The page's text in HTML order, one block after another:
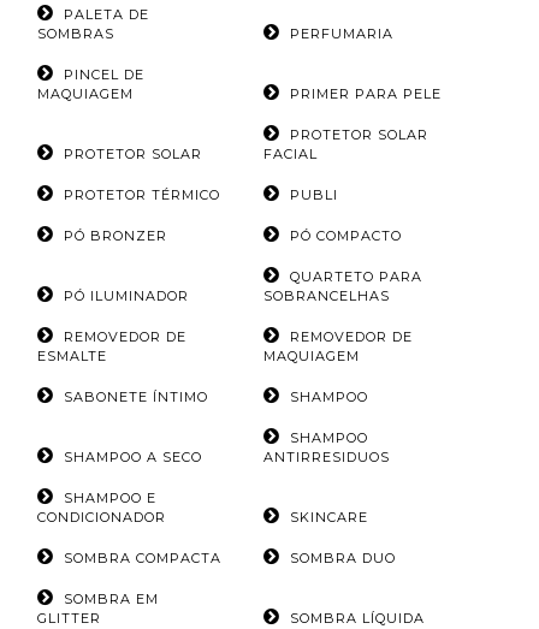
PALETA DE
SOMBRAS
PERFUMARIA
PINCEL DE
MAQUIAGEM
PRIMER PARA PELE
PROTETOR SOLAR
PROTETOR SOLAR
FACIAL
PROTETOR TÉRMICO PUBLI
PÓ BRONZER PÓ COMPACTO
PÓ ILUMINADOR
QUARTETO PARA
SOBRANCELHAS
REMOVEDOR DE
ESMALTE
REMOVEDOR DE
MAQUIAGEM
SABONETE ÍNTIMO SHAMPOO
SHAMPOO A SECO
SHAMPOO
ANTIRRESIDUOS
SHAMPOO E
CONDICIONADOR
SKINCARE
SOMBRA COMPACTA SOMBRA DUO
SOMBRA EM
GLITTER
SOMBRA LÍQUIDA